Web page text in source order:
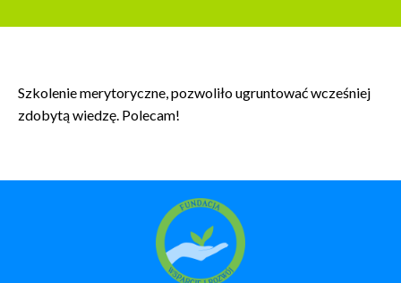
Szkolenie merytoryczne, pozwoliło ugruntować wcześniej
zdobytą wiedzę. Polecam!